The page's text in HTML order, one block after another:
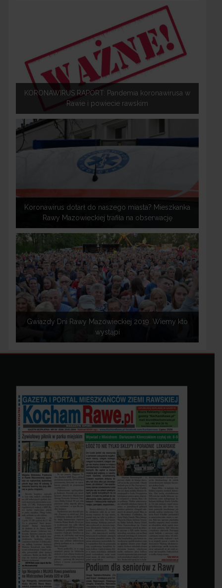
KORONAWIRUS RAPORT: Pandemia koronawirusa w
Rawie i powiecie rawskim
Koronawirus dotarł do naszego miasta? Mieszkanka
Rawy Mazowieckiej trafiła na obserwację
Gwiazdy Dni Rawy Mazowieckiej 2019. Wiemy kto
wystąpi